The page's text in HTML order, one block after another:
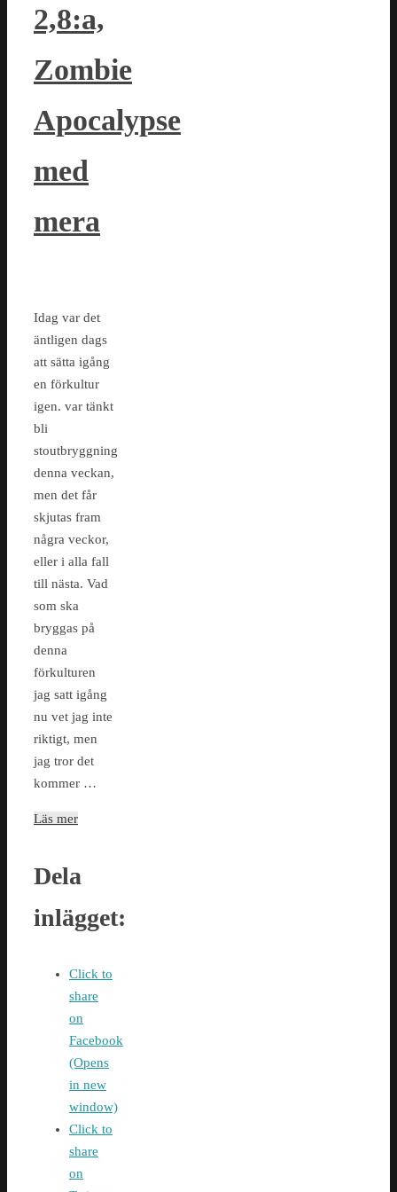
2,8:a,
Zombie
Apocalypse
med
mera
Idag var det
äntligen dags
att sätta igång
en förkultur
igen. var tänkt
bli
stoutbryggning
denna veckan,
men det får
skjutas fram
några veckor,
eller i alla fall
till nästa. Vad
som ska
bryggas på
denna
förkulturen
jag satt igång
nu vet jag inte
riktigt, men
jag tror det
kommer …
Läs mer
Dela
inlägget:
Click to
share
on
Facebook
(Opens
in new
window)
Click to
share
on